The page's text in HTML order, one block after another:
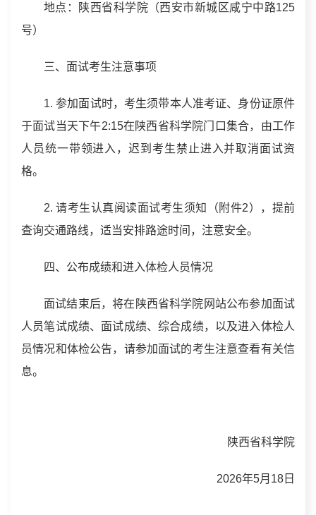
地点：陕西省科学院（西安市新城区咸宁中路125
号）
三、面试考生注意事项
1. 参加面试时，考生须带本人准考证、身份证原件
于面试当天下午2:15在陕西省科学院门口集合，由工作
人员统一带领进入，迟到考生禁止进入并取消面试资
格。
2. 请考生认真阅读面试考生须知（附件2），提前
查询交通路线，适当安排路途时间，注意安全。
四、公布成绩和进入体检人员情况
面试结束后，将在陕西省科学院网站公布参加面试
人员笔试成绩、面试成绩、综合成绩，以及进入体检人
员情况和体检公告，请参加面试的考生注意查看有关信
息。
陕西省科学院
2026年5月18日